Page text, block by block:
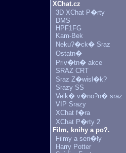
XChat.cz
3D XChat P�rty
DMS
HPF1FG
Kam-Bek
Neku?�ck� Sraz
Ostatn�
Priv�tn� akce
SRAZ CRT
Sraz Z�wisl�k?
Srazy SS
Velk� v�no?n� sraz
VIP Srazy
XChat f�ra
XChat P�rty 2
Film, knihy a po?.
Filmy a seri�ly
Harry Potter